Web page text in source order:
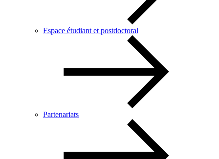
Espace étudiant et postdoctoral
Partenariats